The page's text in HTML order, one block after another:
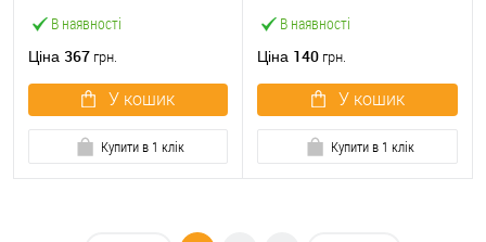
В наявності
Ціна 367 грн.
У кошик
Купити в 1 клік
В наявності
Ціна 140 грн.
У кошик
Купити в 1 клік